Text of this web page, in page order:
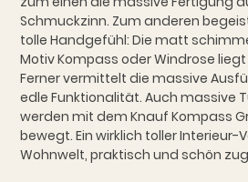
Schmuckzinn. Zum anderen
tolle Handgefühl: Die matt
Motiv Kompass oder Windrose
Ferner vermittelt die massive
edle Funktionalität. Auch massive
werden mit dem Knauf Kompass
bewegt. Ein wirklich toller Interieur-
Wohnwelt, praktisch und schön